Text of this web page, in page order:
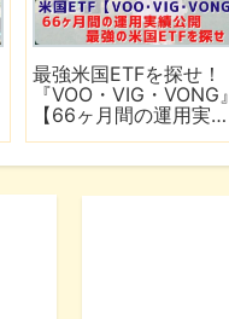
最強米国ETFを探せ！
『VOO・VIG・VONG』
【66ヶ月間の運用実績